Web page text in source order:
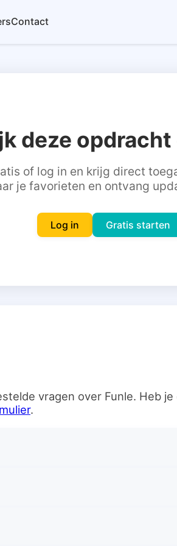
Contact
deze opdracht
of log in en krijg direct
je favorieten en ontvang
Log in Gratis starten
vragen over Funle. Heb
.